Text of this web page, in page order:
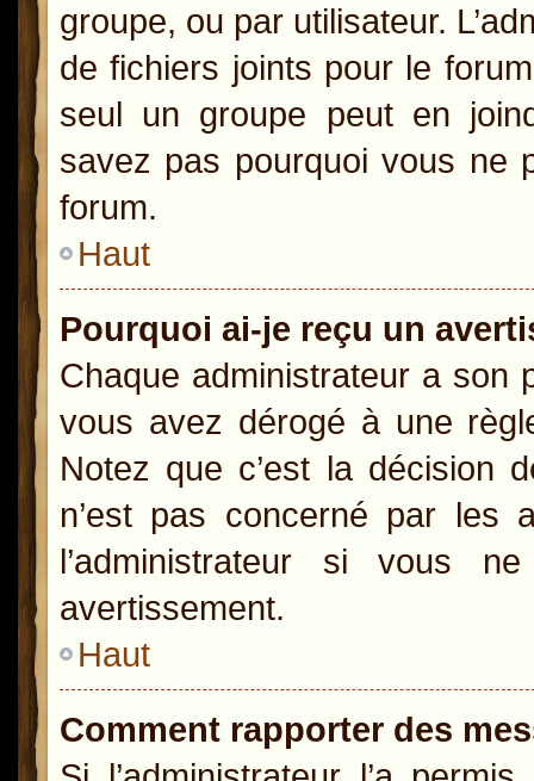
groupe, ou par utilisateur.
de fichiers joints pour le
seul un groupe peut en
savez pas pourquoi vous ne
forum.
Haut
Pourquoi ai-je reçu un
Chaque administrateur a son
vous avez dérogé à une
Notez que c’est la décision
n’est pas concerné par les
l’administrateur si vous
avertissement.
Haut
Comment rapporter des